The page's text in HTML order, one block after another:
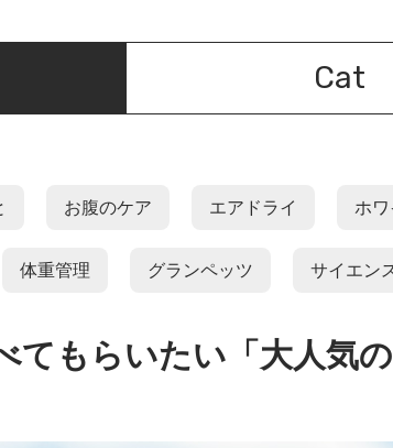
Cat
お腹のケア エアドライ ホ
体重管理 グランペッツ サイエン
てもらいたい「大人気